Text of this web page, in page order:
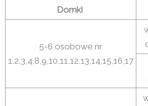
Domki
5-6 osobowe nr
1,2,3,4,8,9,10,11,12,13,14,15,16,17